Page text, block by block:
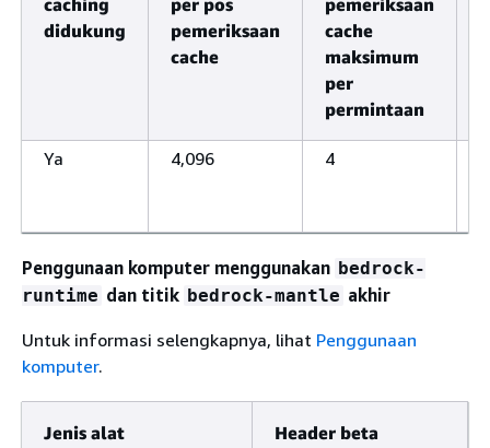
caching
didukung
per pos
pemeriksaan
cache
pemeriksaan
cache
maksimum
per
permintaan
Ya 4,096 4
Penggunaan komputer menggunakan bedrock-
runtime dan titik bedrock-mantle akhir
Untuk informasi selengkapnya, lihat Penggunaan
komputer.
Jenis alat Header beta